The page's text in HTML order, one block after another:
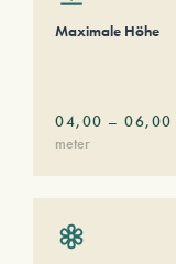
Maximale Höhe
04,00 – 06,00
meter